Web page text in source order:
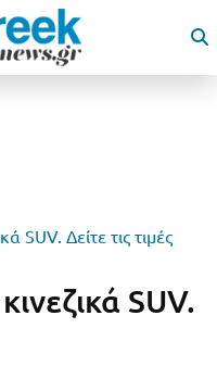
SUV. Δείτε τις τιμές
SUV.